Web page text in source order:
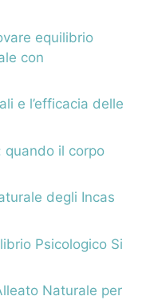
equilibrio
con
e l’efficacia delle
quando il corpo
degli Incas
Psicologico Si
Naturale per